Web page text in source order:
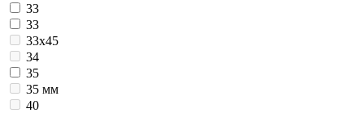
33
33
33х45
34
35
35 мм
40